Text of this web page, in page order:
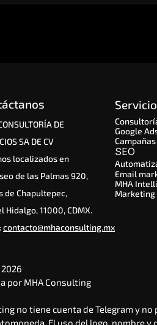
DE
SA DE CV
localizados en
de las Palmas 920,
de Chapultepec,
Hidalgo, 11000, CDMX.
contacto@mhaconsulting.mx
Google
Email
MHA
Marketing
por MHA Consulting
no tiene cuenta de Telegram y
El uso del logo, nombre y